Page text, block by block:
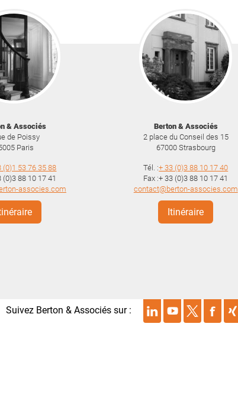
& Associés
de Poissy
Paris
(0)1 53 76 35 88
(0)3 88 10 17 41
associes.com
Berton & Associés
2 place du Conseil des 15
67000 Strasbourg
Tél. :+ 33 (0)3 88 10 17 40
Fax :+ 33 (0)3 88 10 17 41
contact@berton-associes.com
Itinéraire
Suivez Berton & Associés sur :